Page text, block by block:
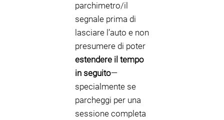
parchimetro/il
segnale prima di
lasciare l’auto e non
presumere di poter
estendere il tempo
in seguito—
specialmente se
parcheggi per una
sessione completa